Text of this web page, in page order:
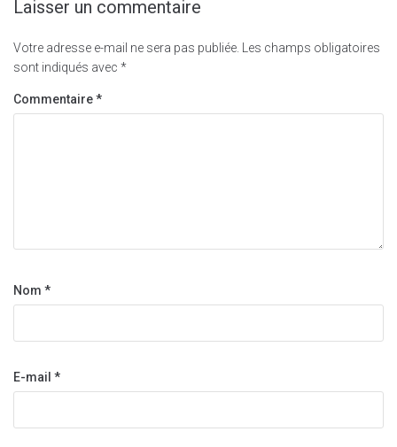
Laisser un commentaire
Votre adresse e-mail ne sera pas publiée.
Les champs obligatoires
sont indiqués avec *
Commentaire*
Nom *
E-mail *